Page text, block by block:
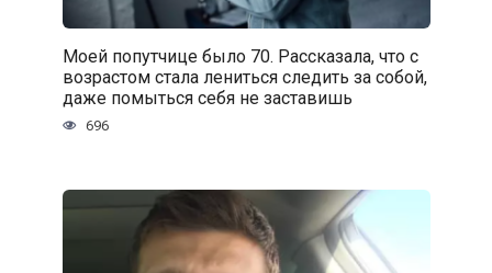
Моей попутчице было 70. Рассказала, что с
возрастом стала лениться следить за собой,
даже помыться себя не заставишь
696